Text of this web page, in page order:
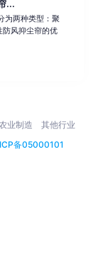
...
为两种类型：聚
防风抑尘帘的优
备05000101
业制造 其他行业